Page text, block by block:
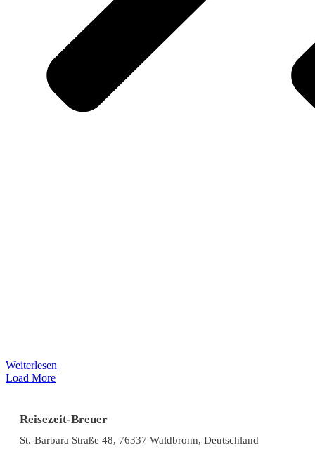
Weiterlesen
Load More
Reisezeit-Breuer
St.-Barbara Straße 48, 76337 Waldbronn, Deutschland